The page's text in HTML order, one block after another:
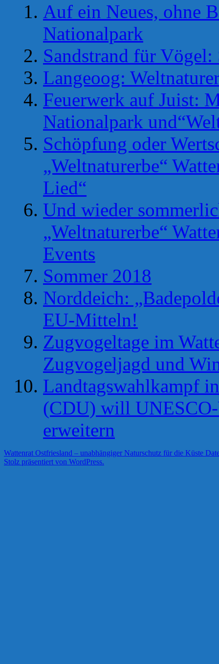
Auf ein Neues, ohne
Nationalpark
Sandstrand für
Langeoog:
Feuerwerk auf Juist:
Nationalpark
Schöpfung oder
„Weltnaturerbe“
Lied“
Und wieder
„Weltnaturerbe“
Events
Sommer 2018
Norddeich:
EU-Mitteln!
Zugvogeltage im
Zugvogeljagd und
Landtagswahlkampf
(CDU) will UNESCO-
erweitern
Wattenrat Ostfriesland – unabhängiger Naturschutz für die Küste
Stolz präsentiert von WordPress.